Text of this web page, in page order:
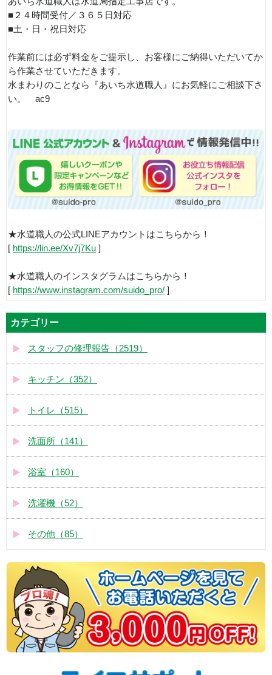
■２４時間受付／３６５日対応
■土・日・祝日対応
作業前には必ず料金をご提示し、お客様にご納得いただいてか
ら作業させていただきます。
水まわりのことなら『あいち水道職人』にお気軽にご相談下さ
い。 ac9
★水道職人の公式LINEアカウントはこちらから！
[ https://lin.ee/Xv7j7Ku ]
★水道職人のインスタグラムはこちらから！
[ https://www.instagram.com/suido_pro/ ]
カテゴリー
スタッフの修理報告（2519）
キッチン（352）
トイレ（515）
洗面所（141）
浴室（160）
洗濯機（52）
その他（85）